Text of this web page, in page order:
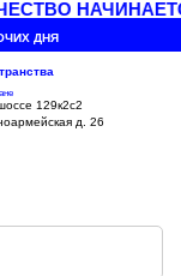
ДНЯ
129к2с2
д. 26